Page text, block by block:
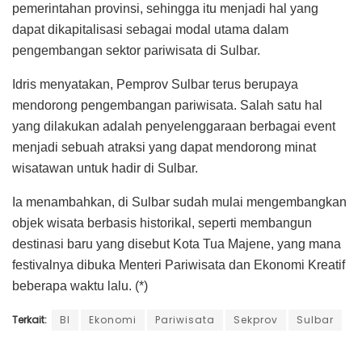
pemerintahan provinsi, sehingga itu menjadi hal yang
dapat dikapitalisasi sebagai modal utama dalam
pengembangan sektor pariwisata di Sulbar.
Idris menyatakan, Pemprov Sulbar terus berupaya
mendorong pengembangan pariwisata. Salah satu hal
yang dilakukan adalah penyelenggaraan berbagai event
menjadi sebuah atraksi yang dapat mendorong minat
wisatawan untuk hadir di Sulbar.
Ia menambahkan, di Sulbar sudah mulai mengembangkan
objek wisata berbasis historikal, seperti membangun
destinasi baru yang disebut Kota Tua Majene, yang mana
festivalnya dibuka Menteri Pariwisata dan Ekonomi Kreatif
beberapa waktu lalu. (*)
Terkait: BI Ekonomi Pariwisata Sekprov Sulbar